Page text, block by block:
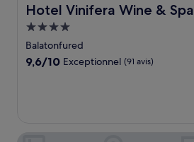
Hotel Vinifera Wine & Spa
Hotel Vinifera Wine & Spa
Hébergement
4.0 étoiles
Balatonfured
9.6
9,6/10 Exceptionnel (91 avis)